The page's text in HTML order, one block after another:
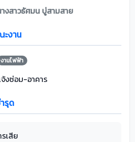
งสาวธัศมน บู่สามสาย
ะงาน
งานไฟฟ้า
งซ่อม-อาคาร
รุด
เสีย